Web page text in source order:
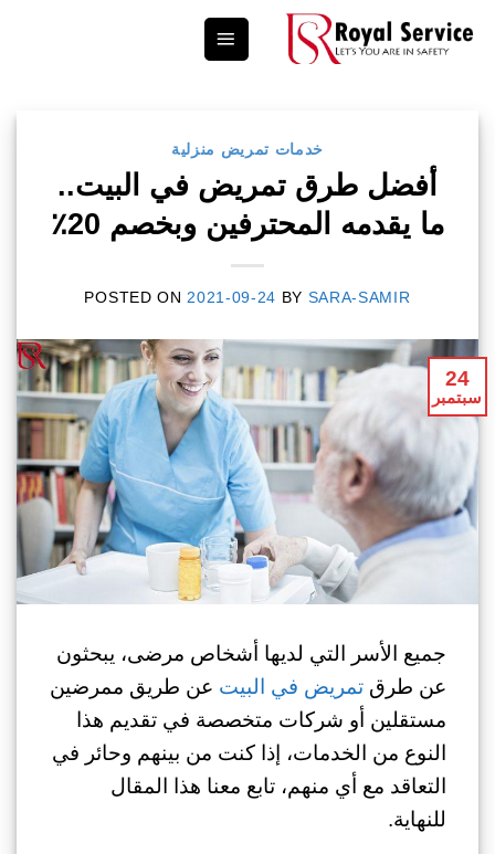
خدمات تمريض منزلية
أفضل طرق تمريض في البيت..
ما يقدمه المحترفين وبخصم 20٪
POSTED ON 2021-09-24 BY SARA-SAMIR
24
سبتمبر
جميع الأسر التي لديها أشخاص مرضى، يبحثون
عن طرقتمريض في البيت عن طريق ممرضين
مستقلين أو شركات متخصصة في تقديم هذا
النوع من الخدمات، إذا كنت من بينهم وحائر في
التعاقد مع أي منهم، تابع معنا هذا المقال
للنهاية.